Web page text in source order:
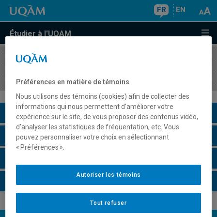
FR EN
Étudier à l'UQAM
COURS//
Description du cours
Horaire - Été 2026
Préférences en matière de témoins
Nous utilisons des témoins (cookies) afin de collecter des
informations qui nous permettent d’améliorer votre
expérience sur le site, de vous proposer des contenus vidéo,
d’analyser les statistiques de fréquentation, etc. Vous
pouvez personnaliser votre choix en sélectionnant
« Préférences ».
Tout refuser
Autoriser les témoins